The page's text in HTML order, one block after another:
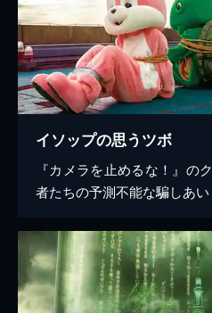
イソップの思うツボ
『カメラを止めるな！』の
者たちの予測不能な騙しあい